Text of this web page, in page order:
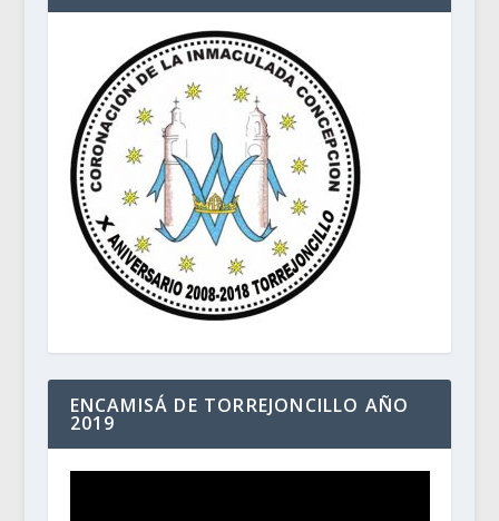
ENCAMISÁ DE TORREJONCILLO AÑO
2019